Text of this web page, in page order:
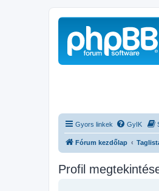
Gyors linkek GyIK
Fórum kezdőlap
Profil